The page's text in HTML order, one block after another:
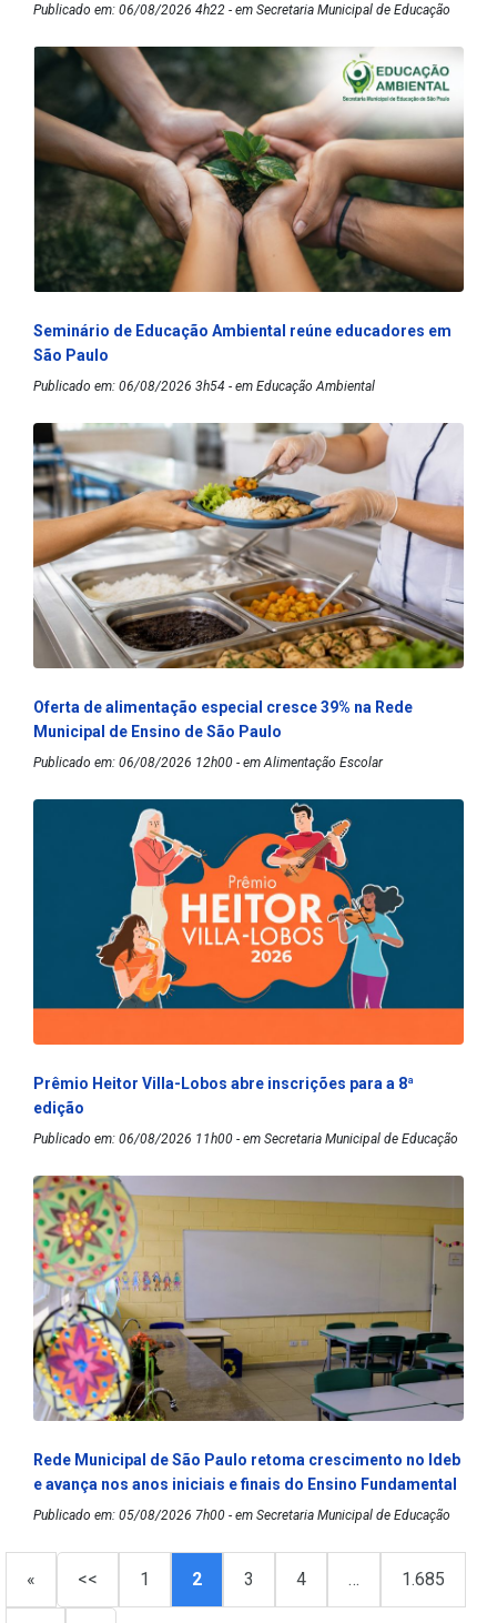
Publicado em: 06/08/2026 4h22 - em Secretaria Municipal de Educação
Seminário de Educação Ambiental reúne educadores em
São Paulo
Publicado em: 06/08/2026 3h54 - em Educação Ambiental
Oferta de alimentação especial cresce 39% na Rede
Municipal de Ensino de São Paulo
Publicado em: 06/08/2026 12h00 - em Alimentação Escolar
Prêmio Heitor Villa-Lobos abre inscrições para a 8ª
edição
Publicado em: 06/08/2026 11h00 - em Secretaria Municipal de Educação
Rede Municipal de São Paulo retoma crescimento no Ideb
e avança nos anos iniciais e finais do Ensino Fundamental
Publicado em: 05/08/2026 7h00 - em Secretaria Municipal de Educação
« << 1 2 3 4 … 1.685